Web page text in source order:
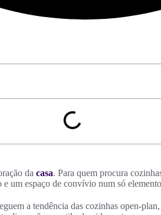
da casa. Para quem procura
um espaço de convívio num só
a tendência das cozinhas open-